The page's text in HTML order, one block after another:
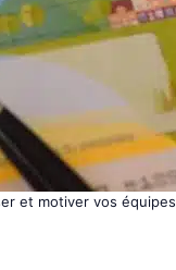
et motiver vos équipes